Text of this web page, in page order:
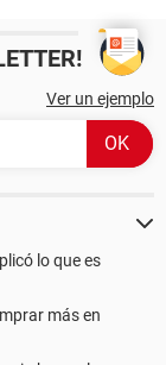
Ver un ejemplo
lo que es
más en